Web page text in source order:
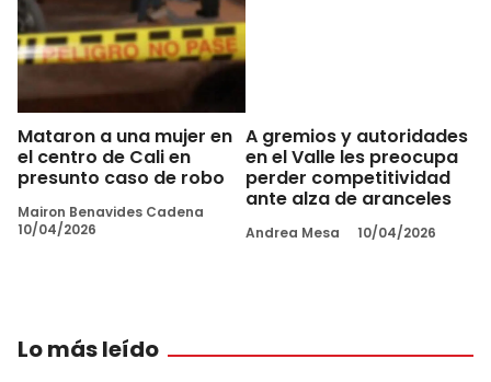
Mataron a una mujer en
el centro de Cali en
presunto caso de robo
Mairon Benavides Cadena
10/04/2026
A gremios y autoridades
en el Valle les preocupa
perder competitividad
ante alza de aranceles
Andrea Mesa 10/04/2026
Lo más leído